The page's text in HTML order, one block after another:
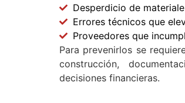
Desperdicio de
Errores técnicos que
Proveedores que
Para prevenirlos se
construcción,
decisiones financieras.